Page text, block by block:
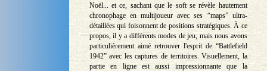
Noël... et ce, sachant que le soft se révèle hautement
chronophage en multijoueur avec ses “maps” ultra-
détaillées qui foisonnent de positions stratégiques. À ce
propos, il y a différents modes de jeu, mais nous avons
particulièrement aimé retrouver l'esprit de “Battlefield
1942” avec les captures de territoires. Visuellement, la
partie en ligne est aussi impressionnante que la